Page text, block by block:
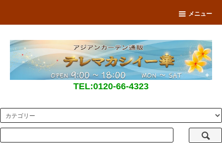
メニュー
TEL:0120-66-4323